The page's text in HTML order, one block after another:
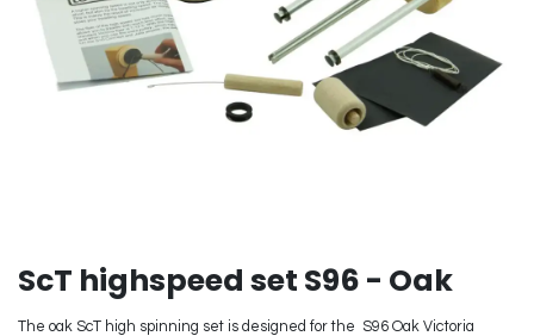
ScT highspeed set S96 - Oak
The oak ScT high spinning set is designed for the S96 Oak Victoria